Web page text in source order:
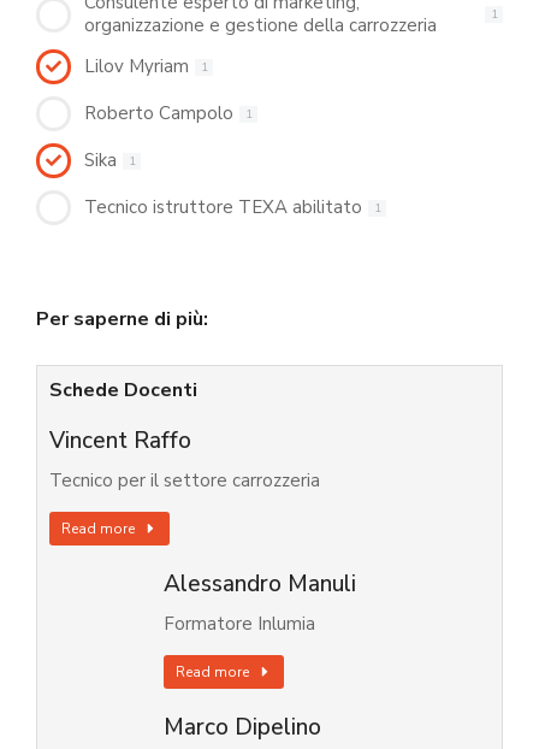
organizzazione e gestione della carrozzeria
1
Lilov Myriam 1
Roberto Campolo 1
Sika 1
Tecnico istruttore TEXA abilitato 1
Per saperne di più:
Schede Docenti
Vincent Raffo
Tecnico per il settore carrozzeria
Read more
Alessandro Manuli
Formatore Inlumia
Read more
Marco Dipelino